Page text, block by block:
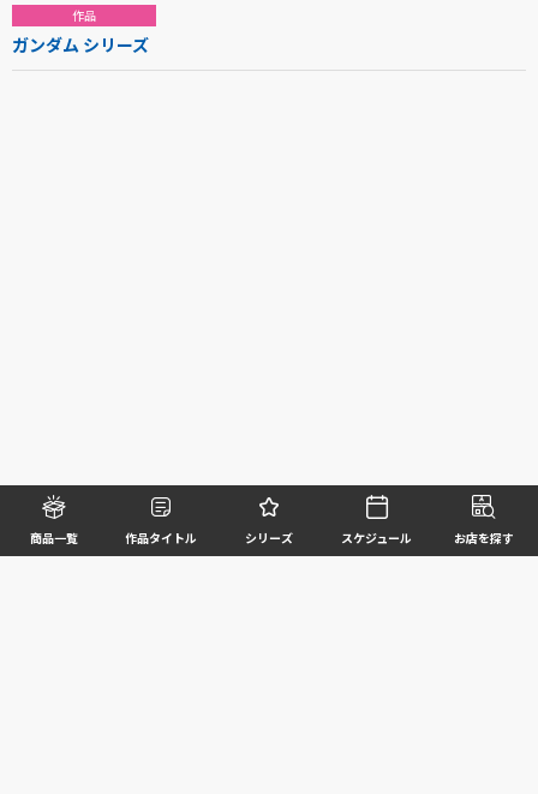
商品一覧 作品タイトル シリーズ スケジュール お店を探す
作品
ガンダム シリーズ